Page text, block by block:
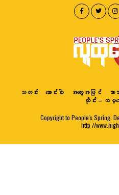
သတင်း ဆောင်းပါး အတွေးအမြင် ဘာ
ထိုင်း – ကမ္ဘေ
Copyright to People's Spring.
http://